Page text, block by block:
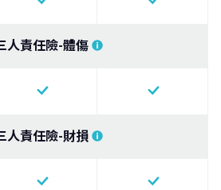
人責任險-體傷
人責任險-財損